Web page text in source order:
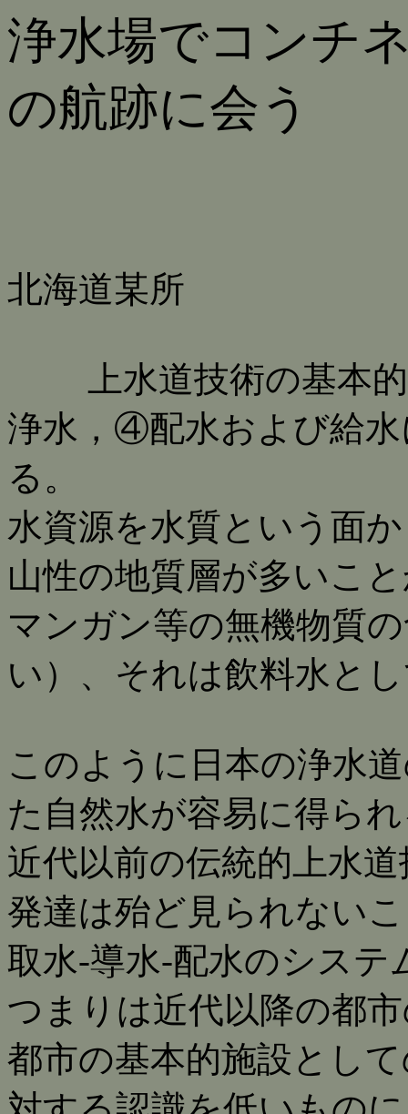
浄水場でコンチ
の航跡に会う
北海道某所
上水道技術の基本
浄水，④配水および給
る。
水資源を水質という面
山性の地質層が多いこ
マンガン等の無機物質
い）、それは飲料水と
このように日本の浄水
た自然水が容易に得ら
近代以前の伝統的上水
発達は殆ど見られない
取水-導水-配水のシス
つまりは近代以降の都
都市の基本的施設とし